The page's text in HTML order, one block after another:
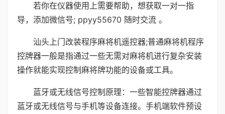
若你在仪器使用上需要帮助，想获取一对一指
导，添加微信号; ppyy55670 随时交流 。
汕头上门改装程序麻将机遥控器;普通麻将机程序
控牌器一般是指通过一些无需对麻将机进行复杂安装
操作就能实现控制麻将牌功能的设备或工具。
蓝牙或无线信号控制原理：一些智能控牌器通过
蓝牙或无线信号与手机等设备连接。手机端软件预设